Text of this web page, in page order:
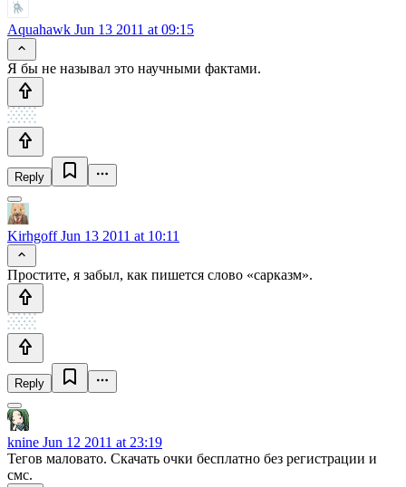
Aquahawk Jun 13 2011 at 09:15
Я бы не называл это научными фактами.
Reply
KirhgoffJun 13 2011 at 10:11
Простите, я забыл, как пишется слово «сарказм».
Reply
knine Jun 12 2011 at 23:19
Тегов маловато. Скачать очки бесплатно без регистрации и
смс.